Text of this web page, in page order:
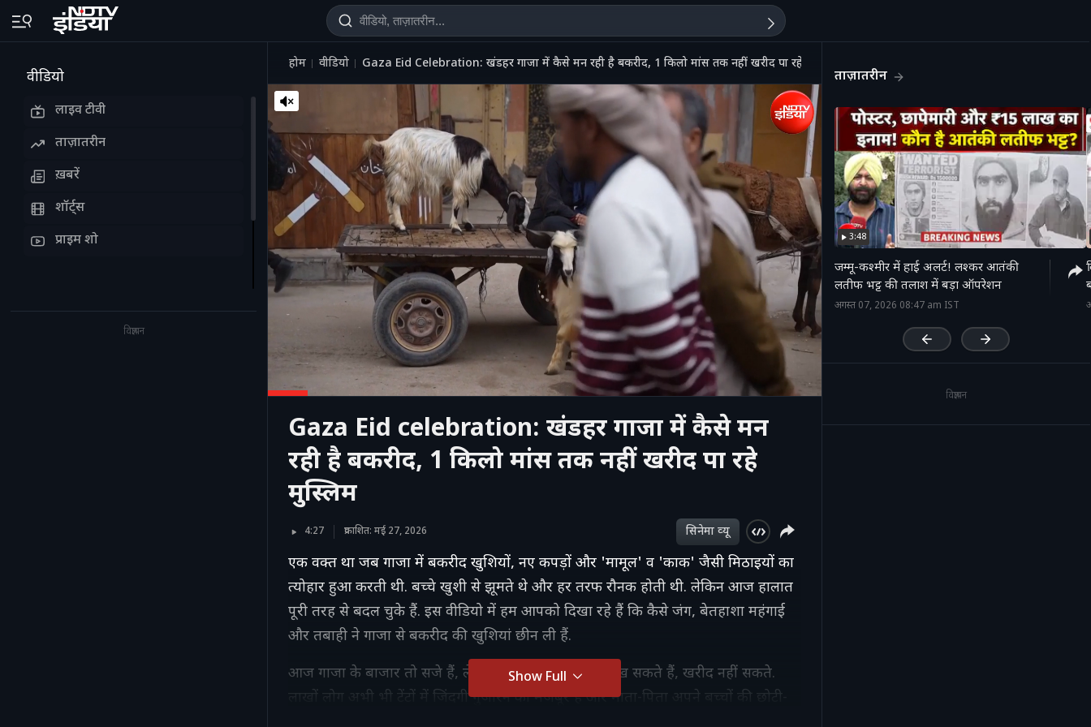
वीडियो
लाइव टीवी
ताज़ातरीन
ख़बरें
शॉर्ट्स
प्राइम शो
विज्ञापन
होम वीडियो Gaza Eid Celebration: खंडहर गाजा में कैसे मन रही है बकरीद, 1 किलो मांस तक नहीं खरीद पा रहे मुस्लिम
'
Gaza Eid celebration: खंडहर गाजा में कैसे मन
रही है बकरीद, 1 किलो मांस तक नहीं खरीद पा रहे
मुस्लिम
4:27 प्रकाशित: मई 27, 2026 सिनेमा व्‍यू
एक वक्त था जब गाजा में बकरीद खुशियों, नए कपड़ों और 'मामूल' व 'काक' जैसी मिठाइयों का
त्योहार हुआ करती थी. बच्चे खुशी से झूमते थे और हर तरफ रौनक होती थी. लेकिन आज हालात
पूरी तरह से बदल चुके हैं. इस वीडियो में हम आपको दिखा रहे हैं कि कैसे जंग, बेतहाशा महंगाई
और तबाही ने गाजा से बकरीद की खुशियां छीन ली हैं.
आज गाजा के बाजार तो सजे हैं, लेकिन लोग सिर्फ चीजों को देख सकते हैं, खरीद नहीं सकते.
लाखों लोग अभी भी टेंटों में जिंदगी गुजारने को मजबूर हैं और माता-पिता अपने बच्चों की छोटी-
छोटी जरूरतें पूरी करने में भी खुद को बेबस महसूस कर रहे हैं.
Show Full
ताज़ातरीन
3:48
जम्मू-कश्मीर में हाई अलर्ट! लश्कर आतंकी
लतीफ भट्ट की तलाश में बड़ा ऑपरेशन
अगस्त 07, 2026 08:47 am IST
विज्ञापन